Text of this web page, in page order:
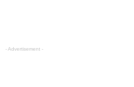
- Advertisement -